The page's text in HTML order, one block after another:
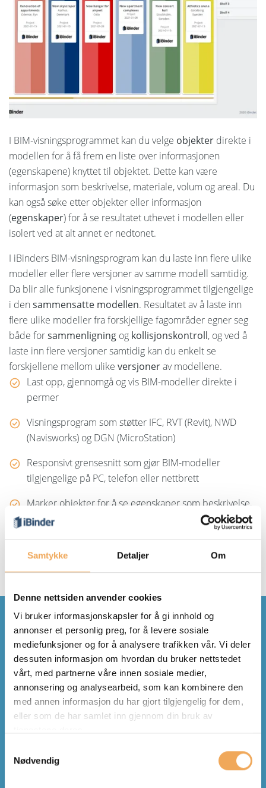
Samtykke Detaljer Om
Denne nettsiden anvender cookies
Vi bruker informasjonskapsler for å gi innhold og
annonser et personlig preg, for å levere sosiale
mediefunksjoner og for å analysere trafikken vår. Vi deler
dessuten informasjon om hvordan du bruker nettstedet
vårt, med partnerne våre innen sosiale medier,
annonsering og analysearbeid, som kan kombinere den
med annen informasjon du har gjort tilgjengelig for dem,
eller som de har samlet inn gjennom din bruk av
Nødvendig
I BIM-visningsprogrammet kan du velge objekter direkte i
modellen for å få frem en liste over informasjonen
(egenskapene) knyttet til objektet. Dette kan være
informasjon som beskrivelse, materiale, volum og areal. Du
kan også søke etter objekter eller informasjon
(egenskaper) for å se resultatet uthevet i modellen eller
isolert ved at alt annet er nedtonet.
I iBinders BIM-visningsprogram kan du laste inn flere ulike
modeller eller flere versjoner av samme modell samtidig.
Da blir alle funksjonene i visningsprogrammet tilgjengelige
i den sammensatte modellen. Resultatet av å laste inn
flere ulike modeller fra forskjellige fagområder egner seg
både forsammenligning og kollisjonskontroll, og ved å
laste inn flere versjoner samtidig kan du enkelt se
forskjellene mellom ulike versjonerav modellene.
Last opp, gjennomgå og vis BIM-modeller direkte i
permer
Visningsprogram som støtter IFC, RVT (Revit), NWD
(Navisworks) og DGN (MicroStation)
Responsivt grensesnitt som gjør BIM-modeller
tilgjengelige på PC, telefon eller nettbrett
Marker objekter for å se egenskaper som beskrivelse,
materiale, volum og areal
Undersøk flere modeller for å sammenligne ulike
versjoner og oppdage kollisjoner
Mer enn bare BIM
opplæringstid
Visning av tegninger